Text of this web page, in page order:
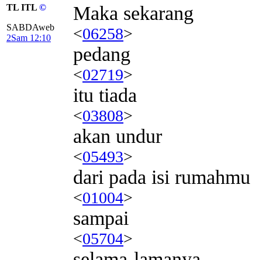
TL ITL ©
SABDAweb
2Sam 12:10
Maka sekarang
<06258>
pedang
<02719>
itu tiada
<03808>
akan undur
<05493>
dari pada isi rumahmu
<01004>
sampai
<05704>